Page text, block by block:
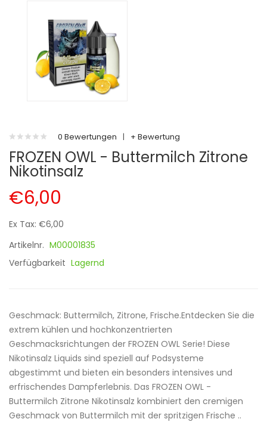
0 Bewertungen | + Bewertung
FROZEN OWL - Buttermilch Zitrone
Nikotinsalz
€6,00
Ex Tax: €6,00
Artikelnr. M00001835
Verfügbarkeit Lagernd
Geschmack: Buttermilch, Zitrone, Frische.Entdecken Sie die
extrem kühlen und hochkonzentrierten
Geschmacksrichtungen der FROZEN OWL Serie! Diese
Nikotinsalz Liquids sind speziell auf Podsysteme
abgestimmt und bieten ein besonders intensives und
erfrischendes Dampferlebnis. Das FROZEN OWL -
Buttermilch Zitrone Nikotinsalz kombiniert den cremigen
Geschmack von Buttermilch mit der spritzigen Frische ..